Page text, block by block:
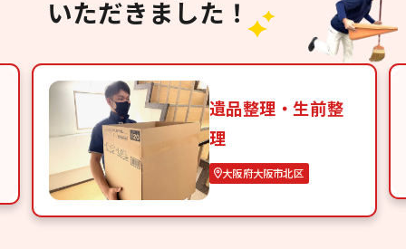
いただきました！
遺品整理・生前整
理
大阪府大阪市北区